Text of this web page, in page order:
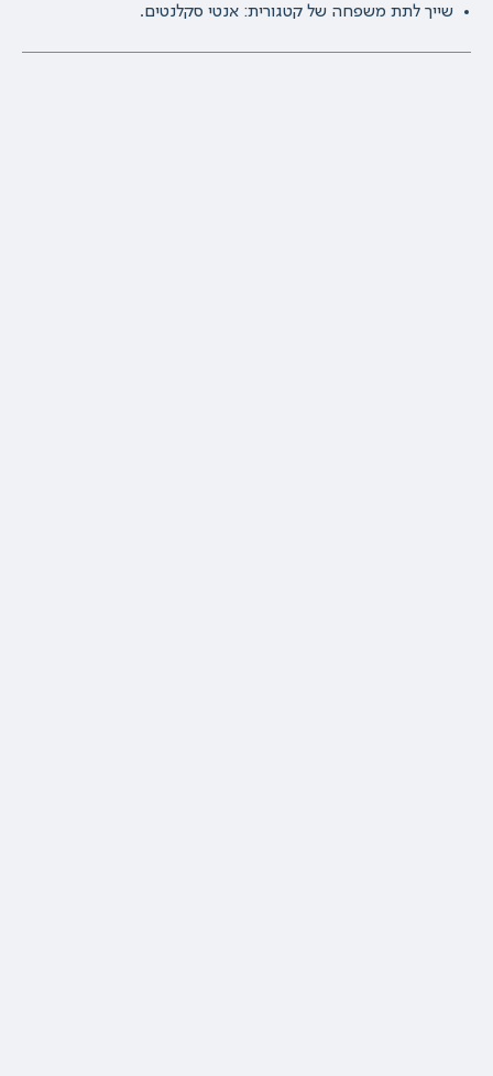
שייך לתת משפחה של קטגורית: אנטי סקלנטים.